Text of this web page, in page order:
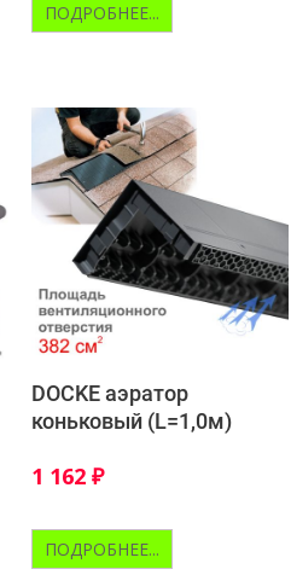
ПОДРОБНЕЕ...
DOCKE аэратор
коньковый (L=1,0м)
1 162 ₽
ПОДРОБНЕЕ...